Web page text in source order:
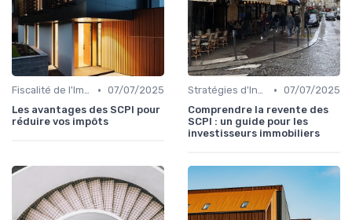
Fiscalité de l'Immobilier • 07/07/2025
Les avantages des SCPI pour
réduire vos impôts
Stratégies d'Investissement Immobilier • 07/07/2025
Comprendre la revente des
SCPI : un guide pour les
investisseurs immobiliers